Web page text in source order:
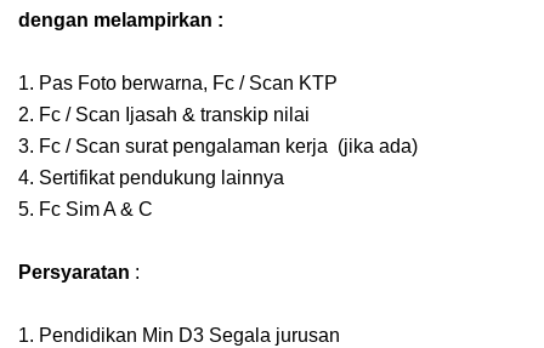
dengan melampirkan :
1. Pas Foto berwarna, Fc / Scan KTP
2. Fc / Scan Ijasah & transkip nilai
3. Fc / Scan surat pengalaman kerja (jika ada)
4. Sertifikat pendukung lainnya
5. Fc Sim A & C
Persyaratan :
1. Pendidikan Min D3 Segala jurusan